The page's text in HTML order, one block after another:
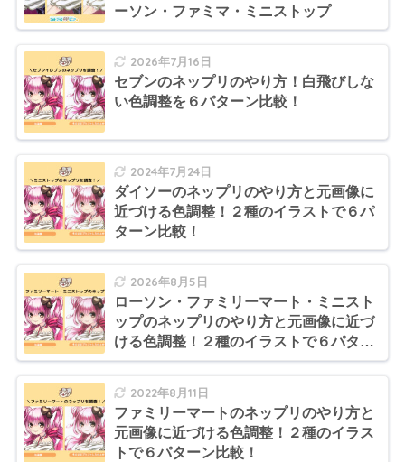
ーソン・ファミマ・ミニストップ
2026年7月16日
セブンのネップリのやり方！白飛びしな
い色調整を６パターン比較！
2024年7月24日
ダイソーのネップリのやり方と元画像に
近づける色調整！２種のイラストで６パ
ターン比較！
2026年8月5日
ローソン・ファミリーマート・ミニスト
ップのネップリのやり方と元画像に近づ
ける色調整！２種のイラストで６パター
ン比較！
2022年8月11日
ファミリーマートのネップリのやり方と
元画像に近づける色調整！２種のイラス
トで６パターン比較！